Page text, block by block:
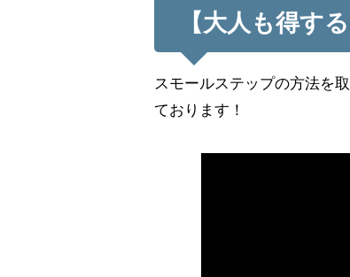
【大人も得する
スモールステップの方法を
ております！